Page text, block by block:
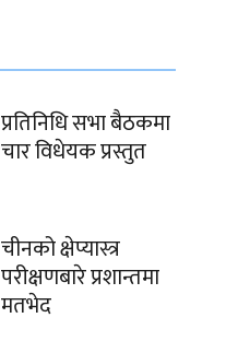
प्रतिनिधि सभा बैठकमा
चार विधेयक प्रस्तुत
चीनको क्षेप्यास्त्र
परीक्षणबारे प्रशान्तमा
मतभेद